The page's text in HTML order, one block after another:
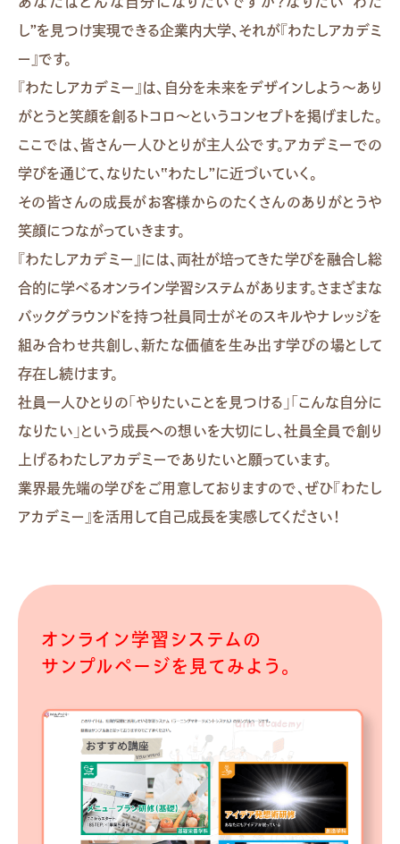
し”を見つけ実現できる企業内大学、それが『わたしアカデミ
ー』です。
『わたしアカデミー』は、⾃分を未来をデザインしよう〜あり
がとうと笑顔を創るトコロ〜というコンセプトを掲げました。
ここでは、皆さん⼀⼈ひとりが主⼈公です。アカデミーでの
学びを通じて、なりたい‟わたし”に近づいていく。
その皆さんの成⻑がお客様からのたくさんのありがとうや
笑顔につながっていきます。
『わたしアカデミー』には、両社が培ってきた学びを融合し総
合的に学べるオンライン学習システムがあります。さまざまな
バックグラウンドを持つ社員同⼠がそのスキルやナレッジを
組み合わせ共創し、新たな価値を⽣み出す学びの場として
存在し続けます。
社員⼀⼈ひとりの「やりたいことを⾒つける」「こんな⾃分に
なりたい」という成⻑への想いを⼤切にし、社員全員で創り
上げるわたしアカデミーでありたいと願っています。
業界最先端の学びをご⽤意しておりますので、ぜひ『わたし
アカデミー』を活⽤して⾃⼰成⻑を実感してください！
オンライン学習システムの
サンプルページを見てみよう。